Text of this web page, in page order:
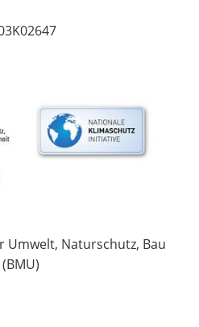
Naturschutz, Bau